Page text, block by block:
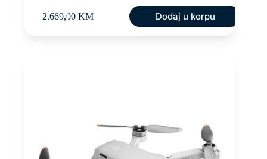
2.669,00 KM Dodaj u korpu